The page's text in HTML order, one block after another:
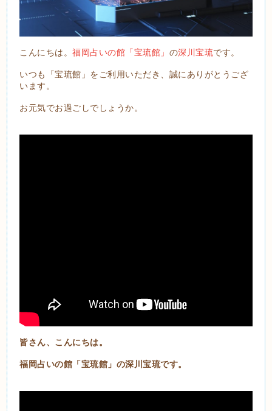
こんにちは。福岡占いの館「宝琉館」 の深川宝琉です。
いつも「宝琉館」をご利用いただき、誠にありがとうござ
います。
お元気でお過ごしでしょうか。
皆さん、こんにちは。
福岡占いの館「宝琉館」の深川宝琉です。